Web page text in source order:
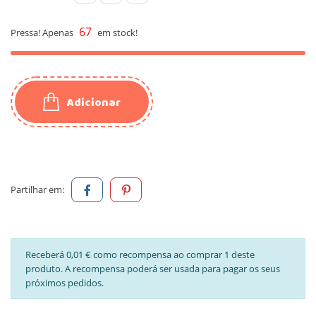
Pressa! Apenas 67 em stock!
Adicionar
Partilhar em:
Receberá 0,01 € como recompensa ao comprar 1 deste
produto. A recompensa poderá ser usada para pagar os seus
próximos pedidos.